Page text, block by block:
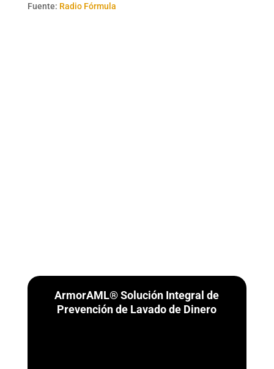
Fuente: Radio Fórmula
ArmorAML® Solución Integral de
Prevención de Lavado de Dinero